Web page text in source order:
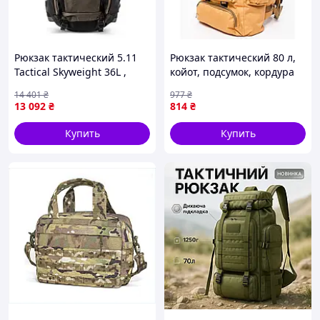
Мы
поможем
что вы
ищете!
Скидка -5%.
А еще для всех наших
постоянных клиентов
действует скидка -5%. Так
что вперед за покупками :)
Рюкзак тактический 5.11
Tactical Skyweight 36L ,
13 092 ₴
14 401₴
Купить
Рюкзак тактический 80 л,
койот, подсумок, кордура
водонепроницаемый.
814 ₴
977₴
Купить